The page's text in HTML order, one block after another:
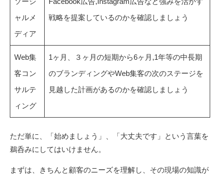
ャルメ
ディア
戦略を提案しているのかを確認しましょう
Web集
客コン
サルテ
ィング
1ヶ月、３ヶ月の短期から6ヶ月,1年等の中長期
のブランディングやWeb集客の次のステージを
見越した計画があるのかを確認しましょう
ただ単に、「始めましょう」、「大丈夫です」という言葉を
鵜呑みにしてはいけません。
まずは、きちんと顧客のニーズを理解し、その現場の知識が